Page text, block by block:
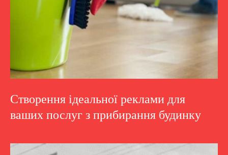
Створення ідеальної реклами для
ваших послуг з прибирання будинку